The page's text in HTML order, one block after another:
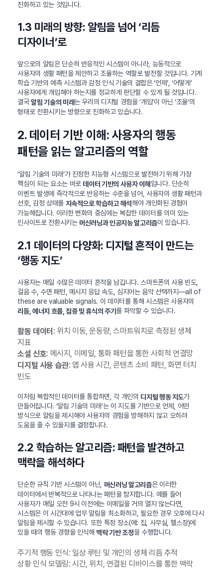
진화하고 있는 것입니다.
1.3 미래의 방향: 알림을 넘어 ‘리듬
디자이너’로
앞으로의 알림은 단순히 반응적인 시스템이 아니라, 능동적으로
사용자의 생활 패턴을 제안하고 조율하는 역할로 발전할 것입니다. 기계
학습 기반의 예측 시스템과 감정 인식 기술의 결합은 ‘언제’, ‘어떻게’
사용자에게 개입해야 하는지를 정교하게 판단할 수 있게 될 것입니다.
결국알림 기술의 미래는 우리의 디지털 경험을 ‘개입’이 아닌 ‘조율’의
형태로 전환시키는 방향으로 진화하고 있습니다.
2. 데이터 기반 이해: 사용자의 행동
패턴을 읽는 알고리즘의 역할
‘알림 기술의 미래’가 진정한 지능형 시스템으로 발전하기 위해 가장
핵심이 되는 요소는 바로 데이터 기반의 사용자 이해 입니다. 단순히
이벤트 발생에 즉각적으로 반응하는 수준을 넘어, 사용자의 생활 패턴과
선호, 감정 상태를 지속적으로 학습하고 해석해야 개인화된 경험이
가능해집니다. 이러한 변화의 중심에는 복잡한 데이터를 의미 있는
인사이트로 전환시키는 머신러닝과 인공지능 알고리즘이 있습니다.
2.1 데이터의 다양화: 디지털 흔적이 만드는
‘행동 지도’
사용자는 매일 수많은 데이터 흔적을 남깁니다. 스마트폰의 사용 빈도,
걸음 수, 수면 패턴, 메시지 응답 속도, 심지어는 음악 선택까지—all of
these are valuable signals. 이 데이터를 통해 시스템은 사용자의
리듬, 에너지 흐름, 집중 및 휴식의 주기를 파악할 수 있습니다.
활동 데이터 : 위치 이동, 운동량, 스마트워치로 측정된 생체
지표
소셜 신호: 메시지, 이메일, 통화 패턴을 통한 사회적 연결망
디지털 사용 습관: 앱 사용 시간, 콘텐츠 소비 패턴, 화면 터치
빈도
이처럼 복합적인 데이터를 통합하면, 각 개인의 디지털 행동 지도가
만들어집니다. ‘알림 기술의 미래’는 이 지도를 기반으로 언제, 어떤
방식으로 알림을 제시해야 사용자의 경험을 방해하지 않고 오히려
도움을 줄 수 있을지를 결정합니다.
2.2 학습하는 알고리즘: 패턴을 발견하고
맥락을 해석하다
단순한 규칙 기반 시스템이 아닌, 머신러닝 알고리즘은 이러한
데이터에서 반복적으로 나타나는 패턴을 탐지합니다. 예를 들어
사용자가 매일 오전 9시 이전에는 이메일을 거의 열지 않는다면,
시스템은 이 시간대에 업무 알림을 최소화하고, 필요한 경우 오후에 다시
알림을 제시할 수 있습니다. 또한 특정 장소(예: 집, 사무실, 헬스장)에
있을 때의 행동 경향을 인식해 맥락 기반 조정을 수행합니다.
주기적 행동 인식: 일상 루틴 및 개인의 생체 리듬 추적
상황 인식 모델링: 시간, 위치, 연결된 디바이스를 통한 맥락